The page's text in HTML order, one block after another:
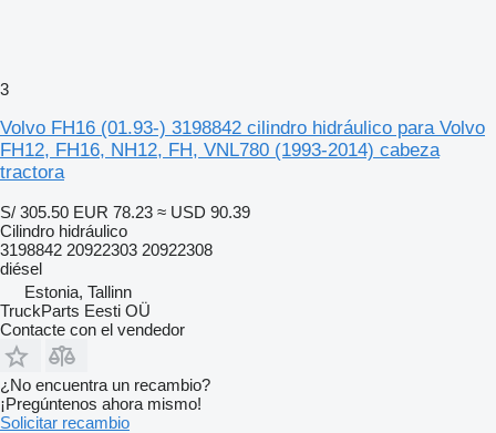
3
Volvo FH16 (01.93-) 3198842 cilindro hidráulico para Volvo
FH12, FH16, NH12, FH, VNL780 (1993-2014) cabeza
tractora
S/ 305.50 EUR 78.23 ≈ USD 90.39
Cilindro hidráulico
3198842 20922303 20922308
diésel
Estonia, Tallinn
TruckParts Eesti OÜ
Contacte con el vendedor
¿No encuentra un recambio?
¡Pregúntenos ahora mismo!
Solicitar recambio